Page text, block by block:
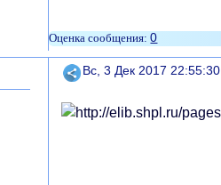
0
Поделиться
Вс, 3 Дек 2017 22:55:30